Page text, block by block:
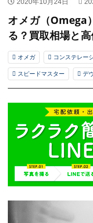
2020年10月24日
オメガ（Omega
る？買取相場と
オメガ コンステレー
スピードマスター デ